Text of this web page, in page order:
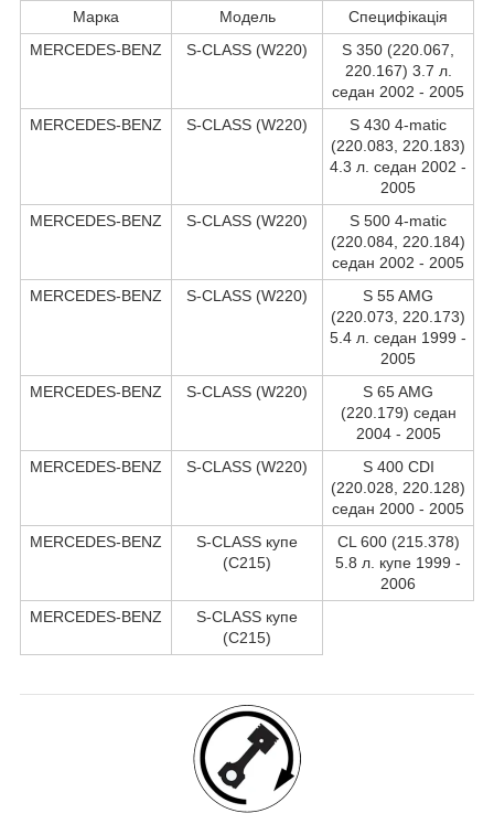
Марка Модель
Специфікація
MERCEDES-BENZ
S-CLASS (W220)
S 350 (220.067,
220.167) 3.7 л.
седан 2002 - 2005
MERCEDES-BENZ
S-CLASS (W220)
S 430 4-matic
(220.083, 220.183)
4.3 л. седан 2002 -
2005
MERCEDES-BENZ
S-CLASS (W220)
S 500 4-matic
(220.084, 220.184)
седан 2002 - 2005
MERCEDES-BENZ
S-CLASS (W220)
S 55 AMG
(220.073, 220.173)
5.4 л. седан 1999 -
2005
MERCEDES-BENZ
S-CLASS (W220)
S 65 AMG
(220.179) седан
2004 - 2005
MERCEDES-BENZ
S-CLASS (W220)
S 400 CDI
(220.028, 220.128)
седан 2000 - 2005
MERCEDES-BENZ
S-CLASS купе
(C215)
CL 600 (215.378)
5.8 л. купе 1999 -
2006
MERCEDES-BENZ
S-CLASS купе
(C215)